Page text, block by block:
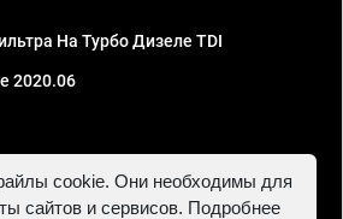
На Турбо Дизеле TDI
2020.06
Павлович. ИНН 781302555843,
cookie. Они необходимы для
сайтов и сервисов. Подробнее